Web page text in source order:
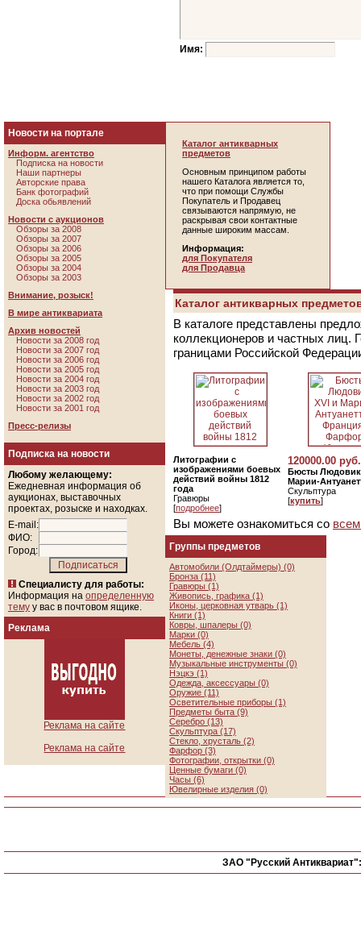
Имя:
Новости на портале
Информ. агентство
Подписка на новости
Наши партнеры
Авторские права
Банк фотографий
Доска обьявлений
Новости с аукционов
Обзоры за 2008
Обзоры за 2007
Обзоры за 2006
Обзоры за 2005
Обзоры за 2004
Обзоры за 2003
Внимание, розыск!
В мире антиквариата
Архив новостей
Новости за 2008 год
Новости за 2007 год
Новости за 2006 год
Новости за 2005 год
Новости за 2004 год
Новости за 2003 год
Новости за 2002 год
Новости за 2001 год
Пресс-релизы
Подписка на новости
Любому желающему:
Ежедневная информация об
аукционах, выставочных
проектах, розыске и находках.
E-mail:
ФИО:
Город:
Специалисту для работы:
Информация на определенную
тему у вас в почтовом ящике.
Реклама
Реклама на сайте
Реклама на сайте
Каталог антикварных
предметов
Основным принципом работы
нашего Каталога является то,
что при помощи Службы
Покупатель и Продавец
связываются напрямую, не
раскрывая свои контактные
данные широким массам.
Информация:
для Покупателя
для Продавца
Каталог антикварных
В каталоге представлены
коллекционеров и частных лиц.
границами Российской
Литографии с
изображениями боевых
действий войны 1812
года
Гравюры
[подробнее]
120000.00 руб.
Бюсты
Марии-
Скульптура
[купить]
Вы можете ознакомиться со
Группы предметов
Автомобили (Олдтаймеры) (0)
Бронза (11)
Гравюры (1)
Живопись, графика (1)
Иконы, церковная утварь (1)
Книги (1)
Ковры, шпалеры (0)
Марки (0)
Мебель (4)
Монеты, денежные знаки (0)
Музыкальные инструменты (0)
Нэцкэ (1)
Одежда, аксессуары (0)
Оружие (11)
Осветительные приборы (1)
Предметы быта (9)
Серебро (13)
Скульптура (17)
Стекло, хрусталь (2)
Фарфор (3)
Фотографии, открытки (0)
Ценные бумаги (0)
Часы (6)
Ювелирные изделия (0)
ЗАО "Русский Антиквариат":